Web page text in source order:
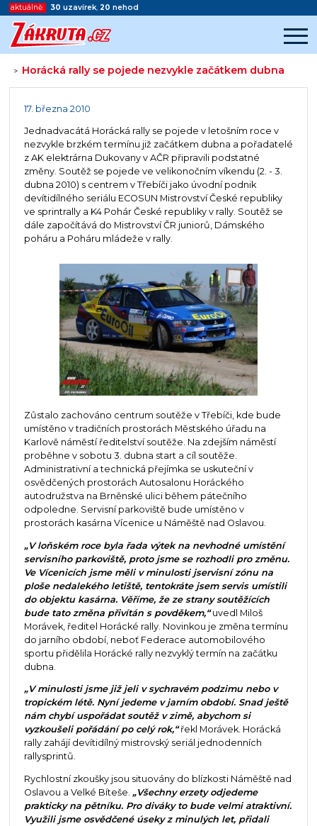
aktuálně: 30 uzavírek, 20 nehod
> Horácká rally se pojede nezvykle začátkem dubna
Začátek reklamy
17. března 2010
Jednadvacátá Horácká rally se pojede v letošním roce v
nezvykle brzkém termínu již začátkem dubna a pořadatelé
z AK elektrárna Dukovany v AČR připravili podstatné
změny. Soutěž se pojede ve velikonočním víkendu (2. - 3.
dubna 2010) s centrem v Třebíči jako úvodní podnik
devítidílného seriálu ECOSUN Mistrovství České republiky
ve sprintrally a K4 Pohár České republiky v rally. Soutěž se
dále započítává do Mistrovství ČR juniorů, Dámského
poháru a Poháru mládeže v rally.
Zůstalo zachováno centrum soutěže v Třebíči, kde bude
umístěno v tradičních prostorách Městského úřadu na
Karlově náměstí ředitelství soutěže. Na zdejším náměstí
proběhne v sobotu 3. dubna start a cíl soutěže.
Administrativní a technická přejímka se uskuteční v
osvědčených prostorách Autosalonu Horáckého
autodružstva na Brněnské ulici během pátečního
odpoledne. Servisní parkoviště bude umístěno v
prostorách kasárna Vícenice u Náměště nad Oslavou.
„V loňském roce byla řada výtek na nevhodné umístění
servisního parkoviště, proto jsme se rozhodli pro změnu.
Ve Vícenicích jsme měli v minulosti jservisní zónu na
ploše nedalekého letiště, tentokráte jsem servis umístili
do objektu kasárna. Věříme, že ze strany soutěžících
bude tato změna přivítán s povděkem,“uvedl Miloš
Morávek, ředitel Horácké rally. Novinkou je změna termínu
do jarního období, neboť Federace automobilového
sportu přidělila Horácké rally nezvyklý termín na začátku
dubna.
„V minulosti jsme již jeli v sychravém podzimu nebo v
tropickém létě. Nyní jedeme v jarním období. Snad ještě
nám chybí uspořádat soutěž v zimě, abychom si
vyzkoušeli pořádání po celý rok,“řekl Morávek. Horácká
rally zahájí devítidílný mistrovský seriál jednodenních
rallysprintů.
Rychlostní zkoušky jsou situovány do blízkosti Náměště nad
Oslavou a Velké Bíteše. „Všechny erzety odjedeme
prakticky na pětníku. Pro diváky to bude velmi atraktivní.
Využili jsme osvědčené úseky z minulých let, přidali